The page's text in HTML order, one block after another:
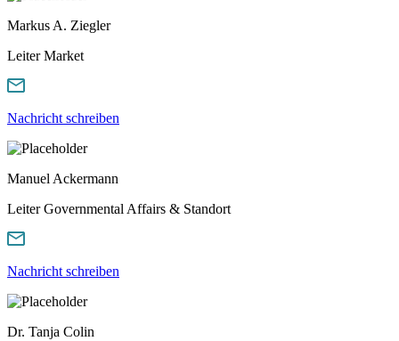
Markus A. Ziegler
Leiter Market
Nachricht schreiben
Manuel Ackermann
Leiter Governmental Affairs & Standort
Nachricht schreiben
Dr. Tanja Colin